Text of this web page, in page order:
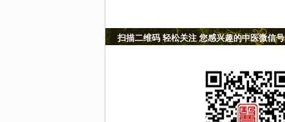
扫描二维码 轻松关注 您感兴趣的中医微信号